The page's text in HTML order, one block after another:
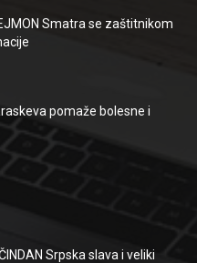
Smatra se zaštitnikom
pomaže bolesne i
Srpska slava i veliki